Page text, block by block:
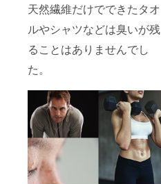
天然繊維だけでできたタオ
ルやシャツなどは臭いが残
ることはありませんでし
た。